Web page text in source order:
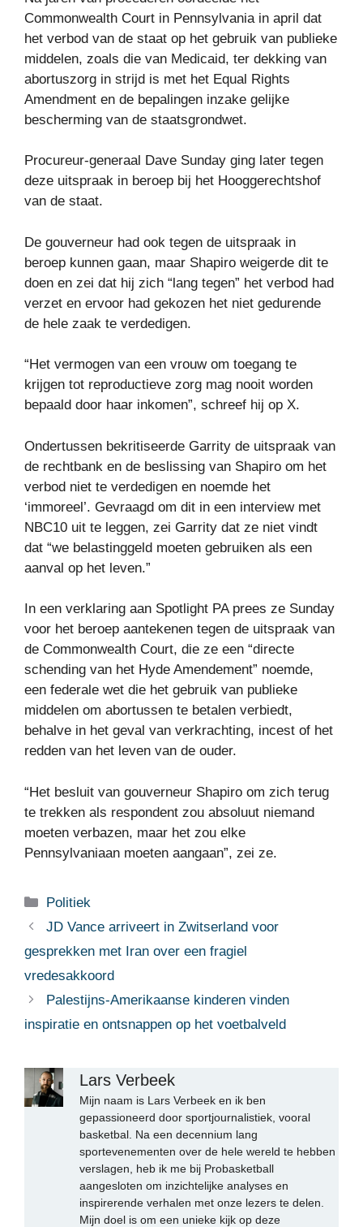
Commonwealth Court in Pennsylvania in april dat
het verbod van de staat op het gebruik van publieke
middelen, zoals die van Medicaid, ter dekking van
abortuszorg in strijd is met het Equal Rights
Amendment en de bepalingen inzake gelijke
bescherming van de staatsgrondwet.
Procureur-generaal Dave Sunday ging later tegen
deze uitspraak in beroep bij het Hooggerechtshof
van de staat.
De gouverneur had ook tegen de uitspraak in
beroep kunnen gaan, maar Shapiro weigerde dit te
doen en zei dat hij zich “lang tegen” het verbod had
verzet en ervoor had gekozen het niet gedurende
de hele zaak te verdedigen.
“Het vermogen van een vrouw om toegang te
krijgen tot reproductieve zorg mag nooit worden
bepaald door haar inkomen”, schreef hij op X.
Ondertussen bekritiseerde Garrity de uitspraak van
de rechtbank en de beslissing van Shapiro om het
verbod niet te verdedigen en noemde het
‘immoreel’. Gevraagd om dit in een interview met
NBC10 uit te leggen, zei Garrity dat ze niet vindt
dat “we belastinggeld moeten gebruiken als een
aanval op het leven.”
In een verklaring aan Spotlight PA prees ze Sunday
voor het beroep aantekenen tegen de uitspraak van
de Commonwealth Court, die ze een “directe
schending van het Hyde Amendement” noemde,
een federale wet die het gebruik van publieke
middelen om abortussen te betalen verbiedt,
behalve in het geval van verkrachting, incest of het
redden van het leven van de ouder.
“Het besluit van gouverneur Shapiro om zich terug
te trekken als respondent zou absoluut niemand
moeten verbazen, maar het zou elke
Pennsylvaniaan moeten aangaan”, zei ze.
Categorieën
Politiek
JD Vance arriveert in Zwitserland voor
gesprekken met Iran over een fragiel
vredesakkoord
Palestijns-Amerikaanse kinderen vinden
inspiratie en ontsnappen op het voetbalveld
Lars Verbeek
Mijn naam is Lars Verbeek en ik ben
gepassioneerd door sportjournalistiek, vooral
basketbal. Na een decennium lang
sportevenementen over de hele wereld te hebben
verslagen, heb ik me bij Probasketball
aangesloten om inzichtelijke analyses en
inspirerende verhalen met onze lezers te delen.
Mijn doel is om een unieke kijk op deze